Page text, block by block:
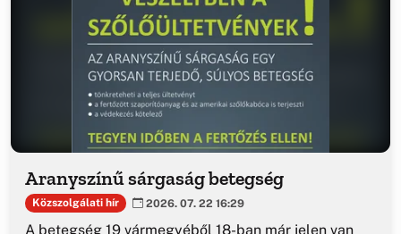
Aranyszínű sárgaság betegség
Közszolgálati hír 2026. 07. 22 16:29
A betegség 19 vármegyéből 18-ban már jelen van